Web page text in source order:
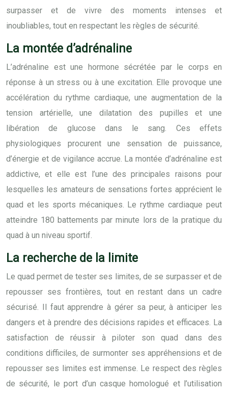
surpasser et de vivre des moments intenses et
inoubliables, tout en respectant les règles de sécurité.
La montée d’adrénaline
L’adrénaline est une hormone sécrétée par le corps en
réponse à un stress ou à une excitation. Elle provoque une
accélération du rythme cardiaque, une augmentation de la
tension artérielle, une dilatation des pupilles et une
libération de glucose dans le sang. Ces effets
physiologiques procurent une sensation de puissance,
d’énergie et de vigilance accrue. La montée d’adrénaline est
addictive, et elle est l’une des principales raisons pour
lesquelles les amateurs de sensations fortes apprécient le
quad et les sports mécaniques. Le rythme cardiaque peut
atteindre 180 battements par minute lors de la pratique du
quad à un niveau sportif.
La recherche de la limite
Le quad permet de tester ses limites, de se surpasser et de
repousser ses frontières, tout en restant dans un cadre
sécurisé. Il faut apprendre à gérer sa peur, à anticiper les
dangers et à prendre des décisions rapides et efficaces. La
satisfaction de réussir à piloter son quad dans des
conditions difficiles, de surmonter ses appréhensions et de
repousser ses limites est immense. Le respect des règles
de sécurité, le port d’un casque homologué et l’utilisation